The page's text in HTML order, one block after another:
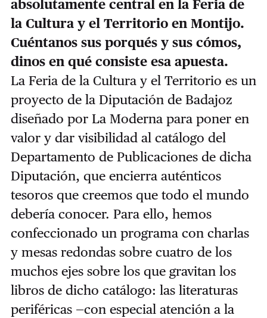
absolutamente central en la Feria de
la Cultura y el Territorio en Montijo.
Cuéntanos sus porqués y sus cómos,
dinos en qué consiste esa apuesta.
La Feria de la Cultura y el Territorio es un
proyecto de la Diputación de Badajoz
diseñado por La Moderna para poner en
valor y dar visibilidad al catálogo del
Departamento de Publicaciones de dicha
Diputación, que encierra auténticos
tesoros que creemos que todo el mundo
debería conocer. Para ello, hemos
confeccionado un programa con charlas
y mesas redondas sobre cuatro de los
muchos ejes sobre los que gravitan los
libros de dicho catálogo: las literaturas
periféricas —con especial atención a la